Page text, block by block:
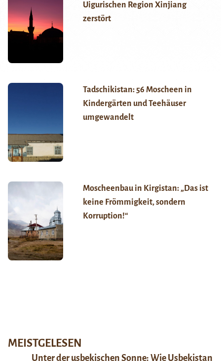
Uigurischen Region Xinjiang
zerstört
Tadschikistan: 56 Moscheen in
Kindergärten und Teehäuser
umgewandelt
Moscheenbau in Kirgistan: „Das ist
keine Frömmigkeit, sondern
Korruption!“
MEISTGELESEN
Unter der usbekischen Sonne: Wie Usbekistan